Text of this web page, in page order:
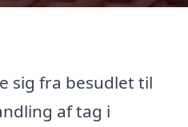
sig fra besudlet til
af tag i